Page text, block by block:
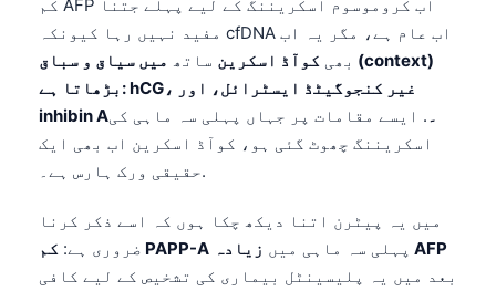
کم AFP اب کروموسوم اسکریننگ کے لیے پہلے جتنا
مفید نہیں رہا کیونکہ cfDNA اب عام ہے، مگر یہ اب
بھی کوآڈ اسکرین ساتھ میں سیاق و سباق (context)
بڑھاتا ہے: hCG، غیر کنجوگیٹڈ ایسٹرائل، اور
inhibin A۔. ایسے مقامات پر جہاں پہلی سہ ماہی کی
اسکریننگ چھوٹ گئی ہو، کوآڈ اسکرین اب بھی ایک
حقیقی ورک ہارس ہے۔.
میں یہ پیٹرن اتنا دیکھ چکا ہوں کہ اسے ذکر کرنا
ضروری ہے: کم PAPP-A پہلی سہ ماہی میں زیادہ AFP
بعد میں یہ پلیسینٹل بیماری کی تشخیص کے لیے کافی
ગુજરાતી
Bahasa Melayu
Tagalog
ไทย
ဗမာစာ